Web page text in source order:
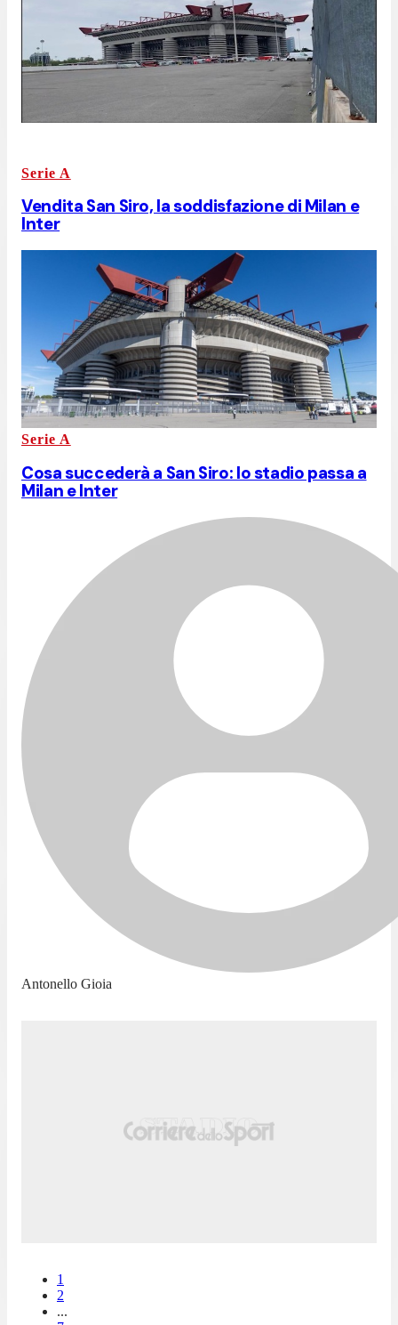
Serie A
Vendita San Siro, la soddisfazione di Milan e
Inter
Serie A
Cosa succederà a San Siro: lo stadio passa a
Milan e Inter
Antonello Gioia
1
2
...